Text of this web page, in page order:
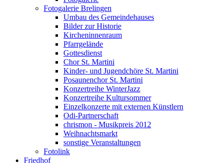
Fotogalerie Brelingen
Umbau des Gemeindehauses
Bilder zur Historie
Kircheninnenraum
Pfarrgelände
Gottesdienst
Chor St. Martini
Kinder- und Jugendchöre St. Martini
Posaunenchor St. Martini
Konzertreihe WinterJazz
Konzertreihe Kultursommer
Einzelkonzerte mit externen Künstlern
Odi-Partnerschaft
chrismon - Musikpreis 2012
Weihnachtsmarkt
sonstige Veranstaltungen
Fotolink
Friedhof